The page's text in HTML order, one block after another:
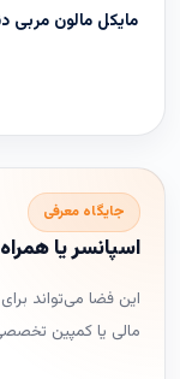
مایکل مالون مربی
جایگاه معرفی
اسپانسر یا
این فضا می‌تواند
مالی یا کمپین